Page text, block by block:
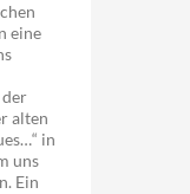
eine
der
alten
in
uns
Ein